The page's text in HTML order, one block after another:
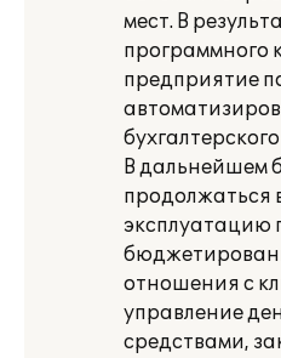
мест. В
программного
предприятие
В дальнейшем
продолжаться
эксплуатацию
отношения с
управление
средствами,